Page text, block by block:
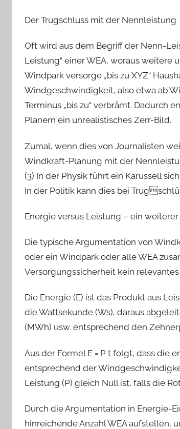
Der Trugschluss mit der Nennleistung
Oft wird aus dem Begriff der Nenn-
Leistung“ einer WEA, woraus weitere
Windpark versorge „bis zu XYZ“
Windgeschwindigkeit, also etwa ab
Terminus „bis zu“ verbrämt. Dadurch
Planern ein unrealistisches Zerr-Bild.
Zumal, wenn dies von Journalisten
Windkraft-Planung mit der
(3) In der Physik führt ein Karussell
In der Politik kann dies bei
Energie versus Leistung – ein
Die typische Argumentation von
oder ein Windpark oder alle WEA
Versorgungssicherheit kein
Die Energie (E) ist das Produkt aus
die Wattsekunde (Ws), daraus
(MWh) usw. entsprechend den
Aus der Formel E = P t folgt, dass die
entsprechend der
Leistung (P) gleich Null ist, falls die
Durch die Argumentation in Energie-
hinreichende Anzahl WEA aufstellen,